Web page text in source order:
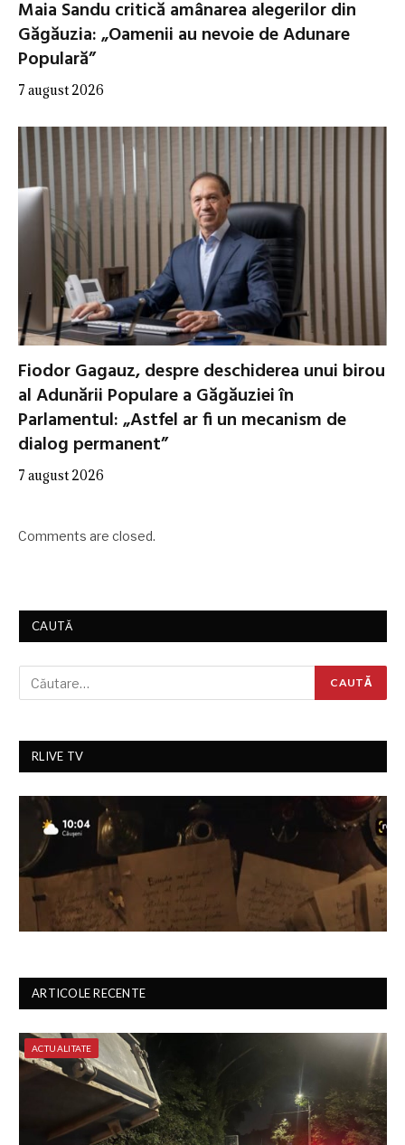
Maia Sandu critică amânarea alegerilor din
Găgăuzia: „Oamenii au nevoie de Adunare
Populară”
7 august 2026
Fiodor Gagauz, despre deschiderea unui birou
al Adunării Populare a Găgăuziei în
Parlamentul: „Astfel ar fi un mecanism de
dialog permanent”
7 august 2026
Comments are closed.
CAUTĂ
RLIVE TV
ARTICOLE RECENTE
ACTUALITATE